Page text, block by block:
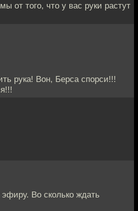
от того, что у вас руки растут
рука! Вон, Берса спорси!!!
Во сколько ждать